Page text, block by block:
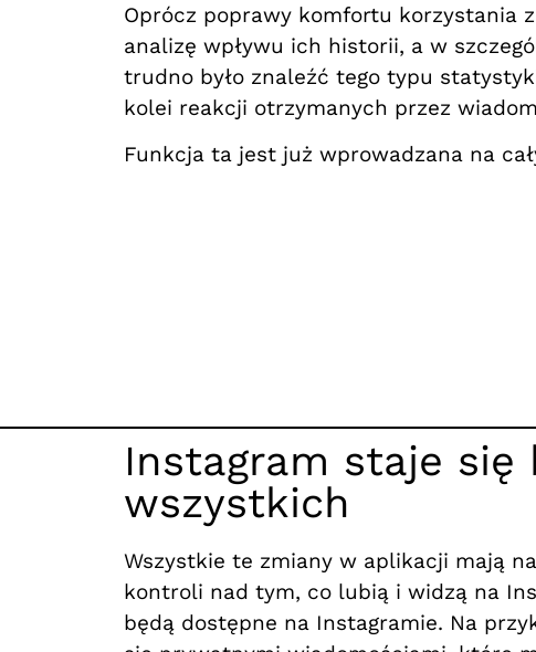
Oprócz poprawy komfortu korzystania
analizę wpływu ich historii, a w
trudno było znaleźć tego typu
kolei reakcji otrzymanych przez
Funkcja ta jest już wprowadzana na
Instagram staje
wszystkich
Wszystkie te zmiany w aplikacji mają
kontroli nad tym, co lubią i widzą na
będą dostępne na Instagramie. Na